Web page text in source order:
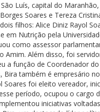
Luís, capital do
Soares e Tereza
filhos: Alice Diniz Rayol
Nutrição pela
como assessor
Amim. Além disso, foi
a função de Coordenador
Bira também é empresário
Soares foi eleito vereador,
período, ocupou o cargo
iniciativas